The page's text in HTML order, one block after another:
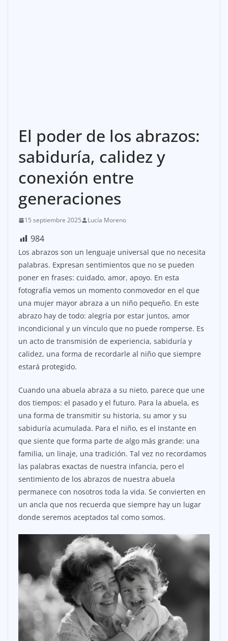
El poder de los abrazos:
sabiduría, calidez y
conexión entre
generaciones
15 septiembre 2025 Lucía Moreno
984
Los abrazos son un lenguaje universal que no necesita
palabras. Expresan sentimientos que no se pueden
poner en frases: cuidado, amor, apoyo. En esta
fotografía vemos un momento conmovedor en el que
una mujer mayor abraza a un niño pequeño. En este
abrazo hay de todo: alegría por estar juntos, amor
incondicional y un vínculo que no puede romperse. Es
un acto de transmisión de experiencia, sabiduría y
calidez, una forma de recordarle al niño que siempre
estará protegido.
Cuando una abuela abraza a su nieto, parece que une
dos tiempos: el pasado y el futuro. Para la abuela, es
una forma de transmitir su historia, su amor y su
sabiduría acumulada. Para el niño, es el instante en
que siente que forma parte de algo más grande: una
familia, un linaje, una tradición. Tal vez no recordamos
las palabras exactas de nuestra infancia, pero el
sentimiento de los abrazos de nuestra abuela
permanece con nosotros toda la vida. Se convierten en
un ancla que nos recuerda que siempre hay un lugar
donde seremos aceptados tal como somos.